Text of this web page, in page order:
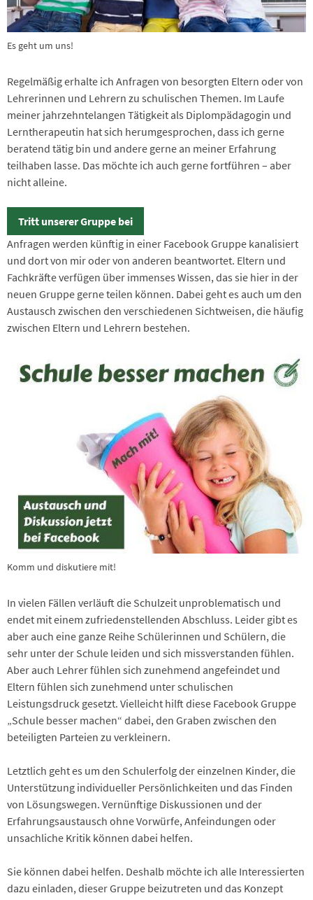
Es geht um uns!
Regelmäßig erhalte ich Anfragen von besorgten Eltern oder von
Lehrerinnen und Lehrern zu schulischen Themen. Im Laufe
meiner jahrzehntelangen Tätigkeit als Diplompädagogin und
Lerntherapeutin hat sich herumgesprochen, dass ich gerne
beratend tätig bin und andere gerne an meiner Erfahrung
teilhaben lasse. Das möchte ich auch gerne fortführen – aber
nicht alleine.
Tritt unserer Gruppe bei
Anfragen werden künftig in einer Facebook Gruppe kanalisiert
und dort von mir oder von anderen beantwortet. Eltern und
Fachkräfte verfügen über immenses Wissen, das sie hier in der
neuen Gruppe gerne teilen können. Dabei geht es auch um den
Austausch zwischen den verschiedenen Sichtweisen, die häufig
zwischen Eltern und Lehrern bestehen.
Komm und diskutiere mit!
In vielen Fällen verläuft die Schulzeit unproblematisch und
endet mit einem zufriedenstellenden Abschluss. Leider gibt es
aber auch eine ganze Reihe Schülerinnen und Schülern, die
sehr unter der Schule leiden und sich missverstanden fühlen.
Aber auch Lehrer fühlen sich zunehmend angefeindet und
Eltern fühlen sich zunehmend unter schulischen
Leistungsdruck gesetzt. Vielleicht hilft diese Facebook Gruppe
„Schule besser machen“ dabei, den Graben zwischen den
beteiligten Parteien zu verkleinern.
Letztlich geht es um den Schulerfolg der einzelnen Kinder, die
Unterstützung individueller Persönlichkeiten und das Finden
von Lösungswegen. Vernünftige Diskussionen und der
Erfahrungsaustausch ohne Vorwürfe, Anfeindungen oder
unsachliche Kritik können dabei helfen.
Sie können dabei helfen. Deshalb möchte ich alle Interessierten
dazu einladen, dieser Gruppe beizutreten und das Konzept